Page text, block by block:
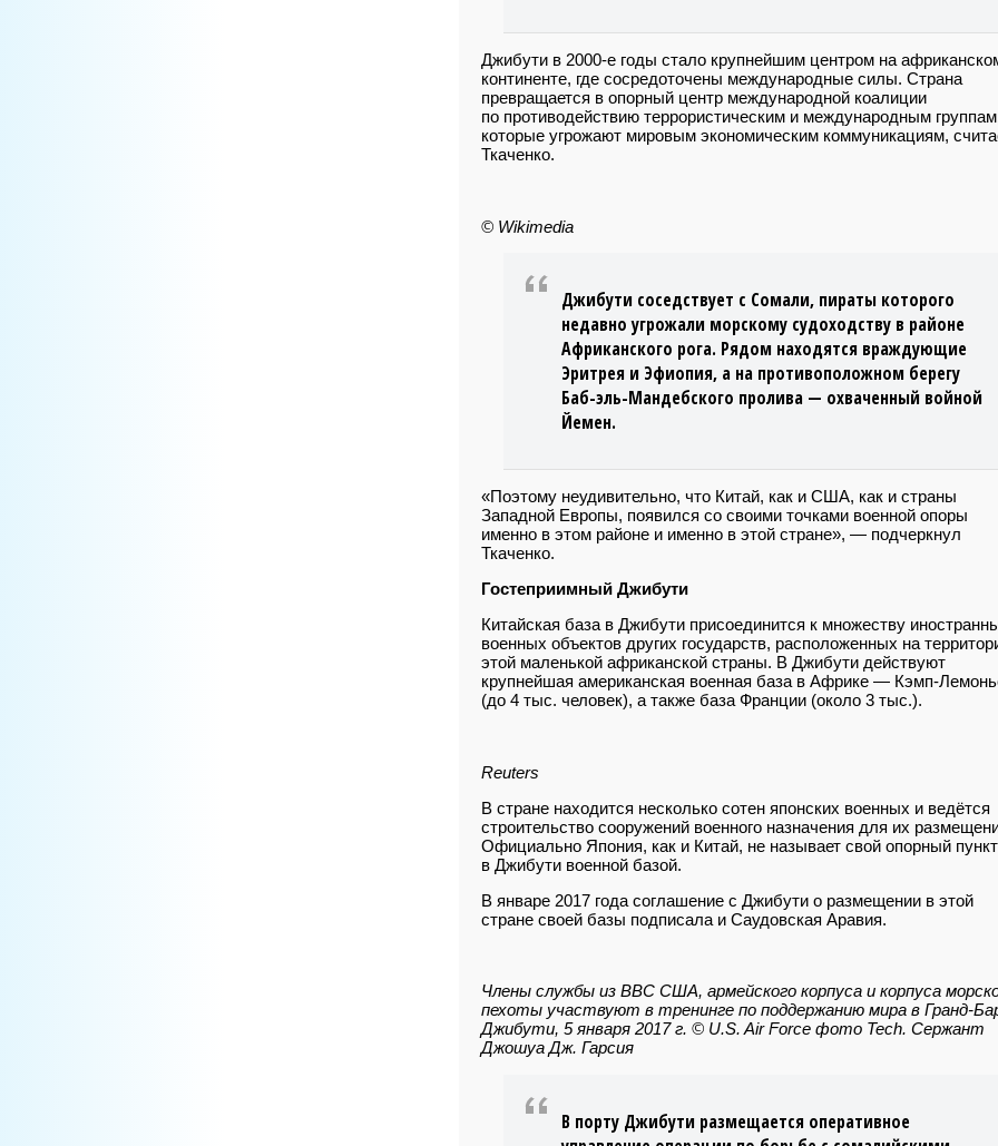
Джибути в 2000-е годы стало крупнейшим центром на
континенте, где сосредоточены международные силы. Страна
превращается в опорный центр международной коалиции
по противодействию террористическим и международным
которые угрожают мировым экономическим коммуникациям,
Ткаченко.
© Wikimedia
Джибути соседствует с Сомали, пираты которого
недавно угрожали морскому судоходству в районе
Африканского рога. Рядом находятся враждующие
Эритрея и Эфиопия, а на противоположном берегу
Баб-эль-Мандебского пролива — охваченный войной
Йемен.
«Поэтому неудивительно, что Китай, как и США, как и страны
Западной Европы, появился со своими точками военной опоры
именно в этом районе и именно в этой стране», — подчеркнул
Ткаченко.
Гостеприимный Джибути
Китайская база в Джибути присоединится к множеству
военных объектов других государств, расположенных на
этой маленькой африканской страны. В Джибути действуют
крупнейшая американская военная база в Африке — Кэмп-
(до 4 тыс. человек), а также база Франции (около 3 тыс.).
Reuters
В стране находится несколько сотен японских военных и ведётся
строительство сооружений военного назначения для их
Официально Япония, как и Китай, не называет свой опорный пункт
в Джибути военной базой.
В январе 2017 года соглашение с Джибути о размещении в этой
стране своей базы подписала и Саудовская Аравия.
Члены службы из ВВС США, армейского корпуса и корпуса
пехоты участвуют в тренинге по поддержанию мира в Гранд-
Джибути, 5 января 2017 г. © U.S. Air Force фото Tech. Сержант
Джошуа Дж. Гарсия
В порту Джибути размещается оперативное